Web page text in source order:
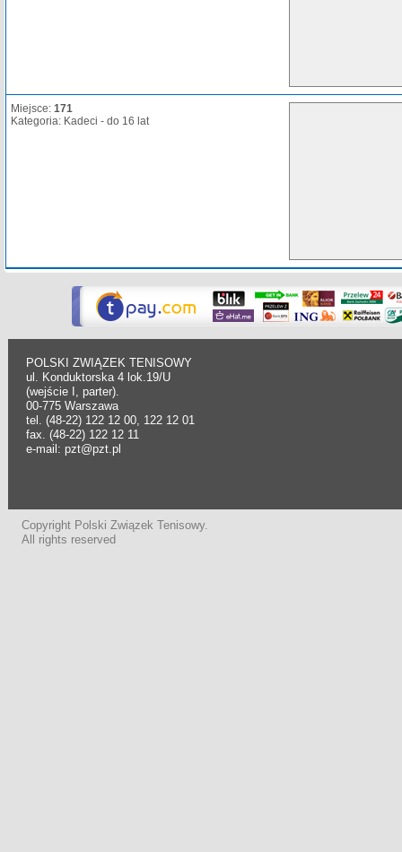
Miejsce: 171
Kategoria: Kadeci - do 16 lat
POLSKI ZWIĄZEK TENISOWY
ul. Konduktorska 4 lok.19/U
(wejście I, parter).
00-775 Warszawa
tel. (48-22) 122 12 00, 122 12 01
fax. (48-22) 122 12 11
e-mail: pzt@pzt.pl
Copyright Polski Związek Tenisowy.
All rights reserved